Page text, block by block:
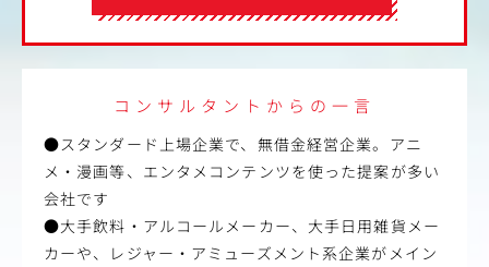
コンサルタントからの一言
●スタンダード上場企業で、無借金経営企業。アニ
メ・漫画等、エンタメコンテンツを使った提案が多い
会社です
●大手飲料・アルコールメーカー、大手日用雑貨メー
カーや、レジャー・アミューズメント系企業がメイン